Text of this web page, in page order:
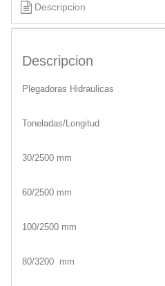
Descripcion
Descripcion
Plegadoras Hidraulicas
Toneladas/Longitud
30/2500 mm
60/2500 mm
100/2500 mm
80/3200 mm